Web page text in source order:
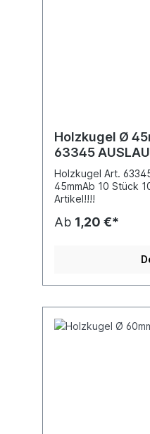
Holzkugel Ø
63345
Holzkugel Art.
45mmAb 10 Stück
Artikel!!!!
Ab 1,20 €*